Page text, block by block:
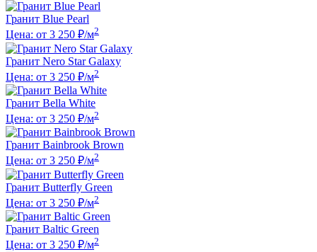
Гранит Blue Pearl
Цена: от 3 250 ₽/м2
Гранит Nero Star Galaxy
Цена: от 3 250 ₽/м2
Гранит Bella White
Цена: от 3 250 ₽/м2
Гранит Bainbrook Brown
Цена: от 3 250 ₽/м2
Гранит Butterfly Green
Цена: от 3 250 ₽/м2
Гранит Baltic Green
Цена: от 3 250 ₽/м2